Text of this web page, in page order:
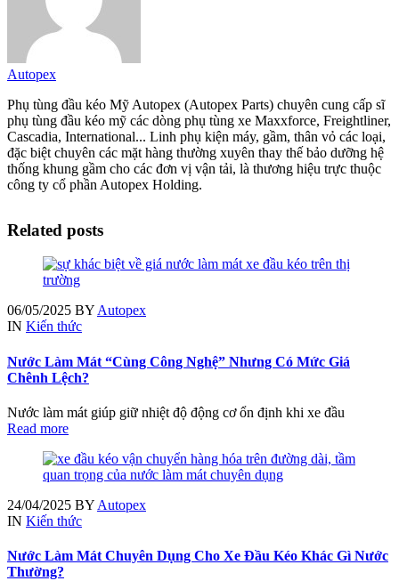
Autopex
Phụ tùng đầu kéo Mỹ Autopex (Autopex Parts) chuyên cung cấp sĩ
phụ tùng đầu kéo mỹ các dòng phụ tùng xe Maxxforce, Freightliner,
Cascadia, International... Linh phụ kiện máy, gầm, thân vỏ các loại,
đặc biệt chuyên các mặt hàng thường xuyên thay thế bảo dưỡng hệ
thống khung gầm cho các đơn vị vận tải, là thương hiệu trực thuộc
công ty cổ phần Autopex Holding.
Related posts
06/05/2025 BYAutopex
IN Kiến thức
Nước Làm Mát “Cùng Công Nghệ” Nhưng Có Mức Giá
Chênh Lệch?
Nước làm mát giúp giữ nhiệt độ động cơ ổn định khi xe đầu
Read more
24/04/2025 BY Autopex
IN Kiến thức
Nước Làm Mát Chuyên Dụng Cho Xe Đầu Kéo Khác Gì Nước
Thường?